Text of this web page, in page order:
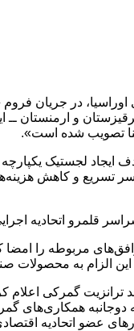
در جریان
و ارمنستان
تصویب شده است».
سال پیش، در ۲۶ دسامبر ۲۰۲۴، به
تسریع و کاهش
قلمرو
مربوطه را
ترانزیت گمرکی
دوجانبه
عضو اتحادیه